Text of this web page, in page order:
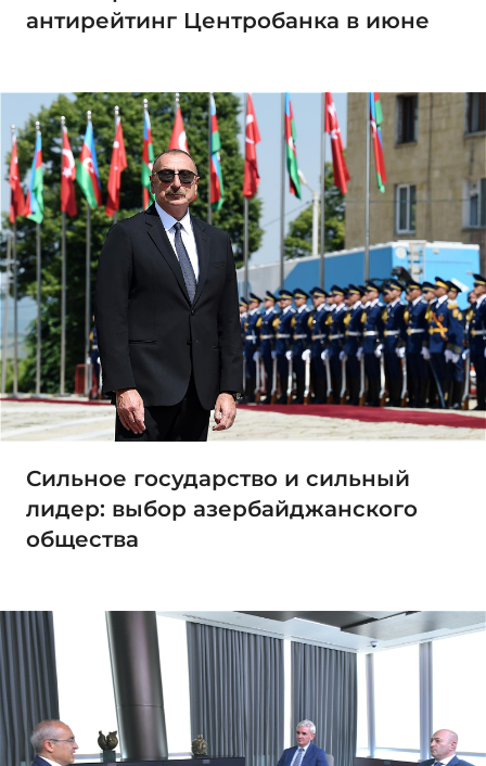
антирейтинг Центробанка в июне
Сильное государство и сильный
лидер: выбор азербайджанского
общества